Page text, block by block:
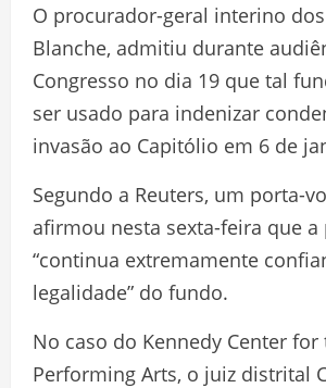
O procurador-geral interino dos
Blanche, admitiu durante
Congresso no dia 19 que tal
ser usado para indenizar
invasão ao Capitólio em 6 de
Segundo a Reuters, um porta-
afirmou nesta sexta-feira que a
“continua extremamente
legalidade” do fundo.
No caso do Kennedy Center for
Performing Arts, o juiz distrital